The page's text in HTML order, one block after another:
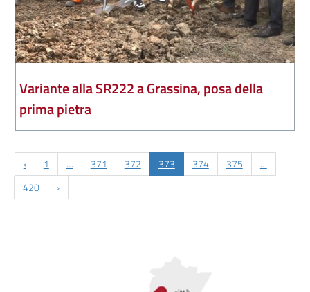
Variante alla SR222 a Grassina, posa della
prima pietra
‹ 1 … 371 372 373 374 375
…
420
›